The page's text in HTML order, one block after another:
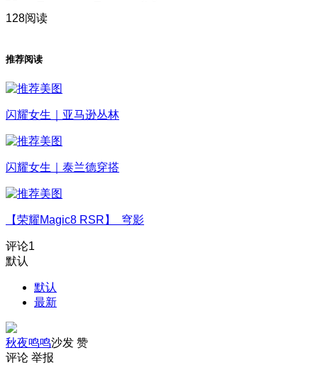
128阅读
推荐阅读
闪耀女生｜亚马逊丛林
闪耀女生｜泰兰德穿搭
【荣耀Magic8 RSR】 穹影
评论1
默认
默认
最新
秋夜鸣鸣沙发 赞
评论 举报